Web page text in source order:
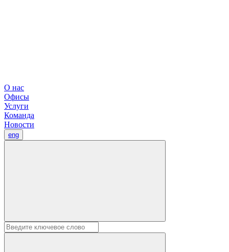
О нас
Офисы
Услуги
Команда
Новости
eng